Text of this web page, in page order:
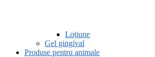
Loțiune
Gel gingival
Produse pentru animale